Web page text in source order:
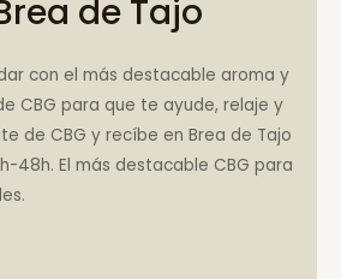
de Tajo
con el más destacable aroma y
CBG para que te ayude, relaje y
de CBG y recíbe en Brea de Tajo
48h. El más destacable CBG para